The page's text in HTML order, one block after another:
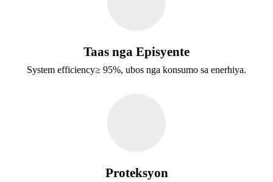
Taas nga Episyente
System efficiency≥ 95%, ubos nga konsumo sa enerhiya.
Proteksyon